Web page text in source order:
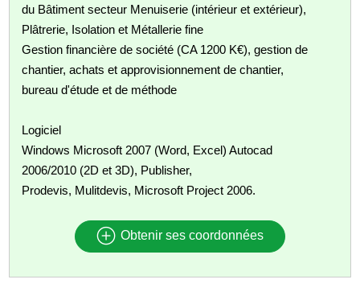
du Bâtiment secteur Menuiserie (intérieur et extérieur),
Plâtrerie, Isolation et Métallerie fine
Gestion financière de société (CA 1200 K€), gestion de
chantier, achats et approvisionnement de chantier,
bureau d'étude et de méthode
Logiciel
Windows Microsoft 2007 (Word, Excel) Autocad
2006/2010 (2D et 3D), Publisher,
Prodevis, Mulitdevis, Microsoft Project 2006.
Obtenir ses coordonnées